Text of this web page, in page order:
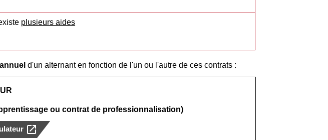
existe plusieurs aides
d'un alternant en fonction de l'un ou l'autre de ces contrats :
ou contrat de professionnalisation)
open_in_new